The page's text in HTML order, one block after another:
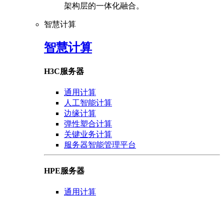
架构层的一体化融合。
智慧计算
智慧计算
H3C服务器
通用计算
人工智能计算
边缘计算
弹性塑合计算
关键业务计算
服务器智能管理平台
HPE服务器
通用计算